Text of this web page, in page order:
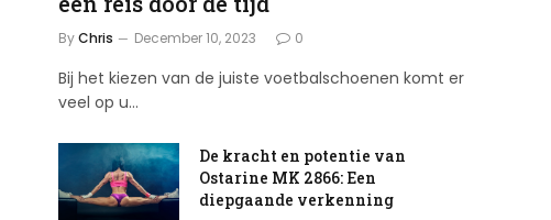
ByChris December 10, 2023 0
Bij het kiezen van de juiste voetbalschoenen komt er
veel op u…
De kracht en potentie van
Ostarine MK 2866: Een
diepgaande verkenning